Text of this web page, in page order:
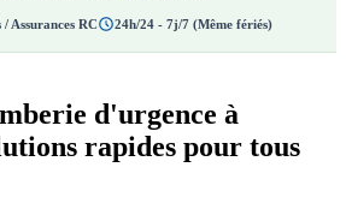
Assurances RC 24h/24 - 7j/7 (Même fériés)
d'urgence à
rapides pour tous